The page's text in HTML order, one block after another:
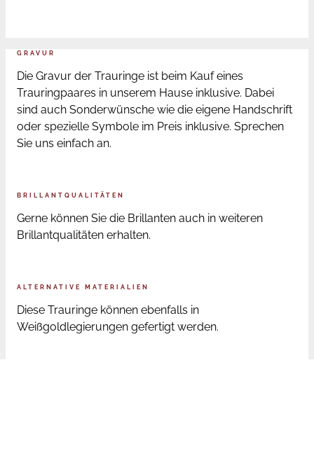
GRAVUR
Die Gravur der Trauringe ist beim Kauf eines
Trauringpaares in unserem Hause inklusive. Dabei
sind auch Sonderwünsche wie die eigene Handschrift
oder spezielle Symbole im Preis inklusive. Sprechen
Sie uns einfach an.
BRILLANTQUALITÄTEN
Gerne können Sie die Brillanten auch in weiteren
Brillantqualitäten erhalten.
ALTERNATIVE MATERIALIEN
Diese Trauringe können ebenfalls in
Weißgoldlegierungen gefertigt werden.